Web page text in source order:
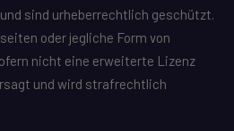
sind urheberrechtlich geschützt.
oder jegliche Form von
nicht eine erweiterte Lizenz
und wird strafrechtlich